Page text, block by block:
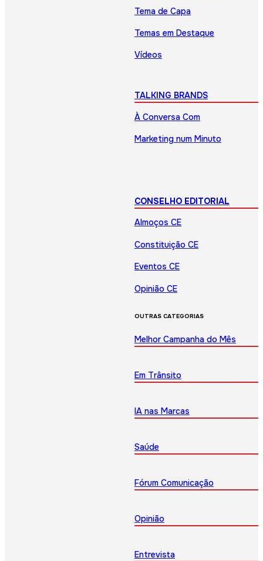
Tema de Capa
Temas em Destaque
Vídeos
TALKING BRANDS
À Conversa Com
Marketing num Minuto
CONSELHO EDITORIAL
Almoços CE
Constituição CE
Eventos CE
Opinião CE
OUTRAS CATEGORIAS
Melhor Campanha do Mês
Em Trânsito
IA nas Marcas
Saúde
Fórum Comunicação
Opinião
Entrevista